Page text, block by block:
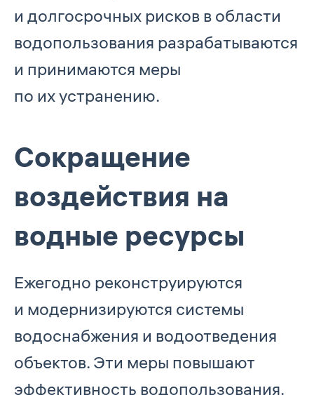
и долгосрочных рисков в области
водопользования разрабатываются
и принимаются меры
по их устранению.
Сокращение
воздействия на
водные ресурсы
Ежегодно реконструируются
и модернизируются системы
водоснабжения и водоотведения
объектов. Эти меры повышают
эффективность водопользования.